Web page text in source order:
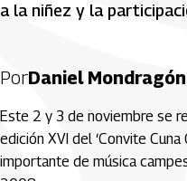
a la niñez y la
PorDaniel
Este 2 y 3 de noviembre se
edición XVI del ‘Convite
importante de música